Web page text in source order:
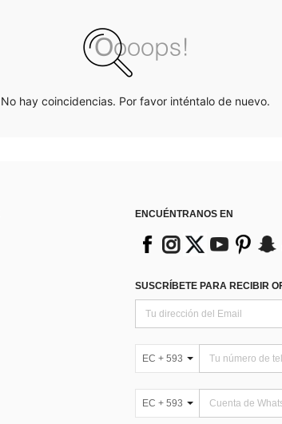
No hay coincidencias. Por favor inténtalo de nuevo.
ENCUÉNTRANOS EN
SUSCRÍBETE PARA RECIBIR
EC + 593
EC + 593